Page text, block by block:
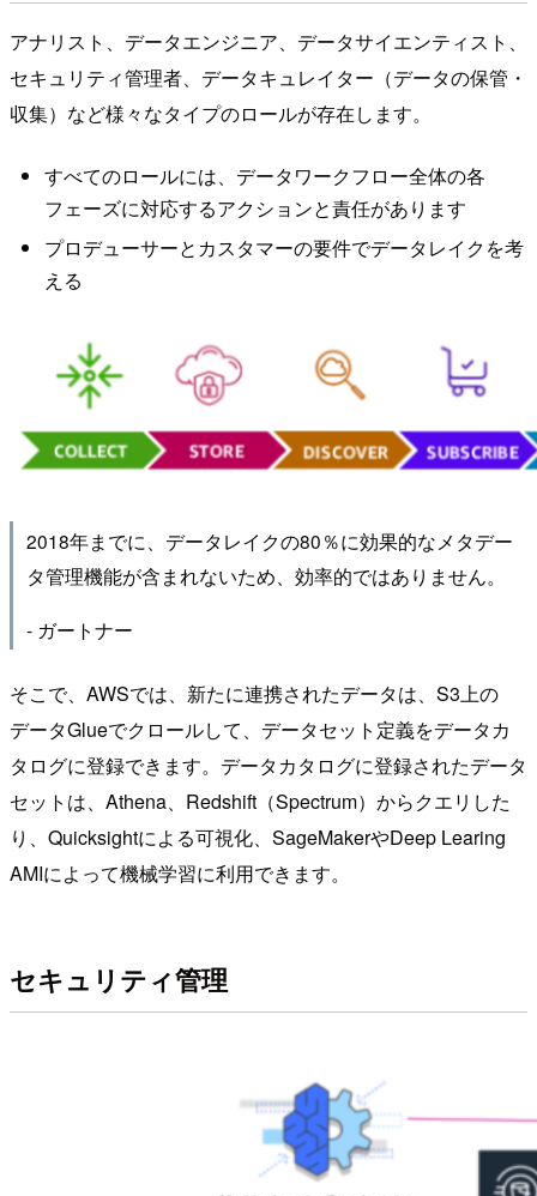
アナリスト、データエンジニア、データサイエンティスト、
セキュリティ管理者、データキュレイター（データの保管・
収集）など様々なタイプのロールが存在します。
すべてのロールには、データワークフロー全体の各
フェーズに対応するアクションと責任があります
プロデューサーとカスタマーの要件でデータレイクを考
える
2018年までに、データレイクの80％に効果的なメタデー
タ管理機能が含まれないため、効率的ではありません。
- ガートナー
そこで、AWSでは、新たに連携されたデータは、S3上の
データGlueでクロールして、データセット定義をデータカ
タログに登録できます。データカタログに登録されたデータ
セットは、Athena、Redshift（Spectrum）からクエリした
り、Quicksightによる可視化、SageMakerやDeep Learing
AMIによって機械学習に利用できます。
セキュリティ管理